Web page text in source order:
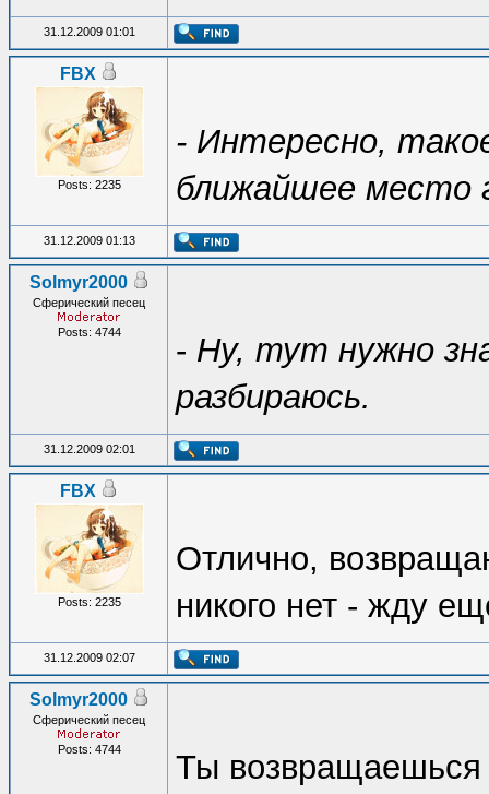
31.12.2009 01:01
FBX
Posts: 2235
- Интересно,
ближайшее место
31.12.2009 01:13
Solmyr2000
Сферический песец
Posts: 4744 - Ну, тут нужно
разбираюсь.
31.12.2009 02:01
FBX
Posts: 2235
Отлично,
никого нет - жду
31.12.2009 02:07
Solmyr2000
Сферический песец
Posts: 4744
Ты возвращаешься